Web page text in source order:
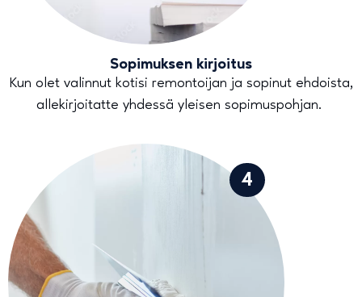
Sopimuksen kirjoitus
Kun olet valinnut kotisi remontoijan ja sopinut ehdoista,
allekirjoitatte yhdessä yleisen sopimuspohjan.
4